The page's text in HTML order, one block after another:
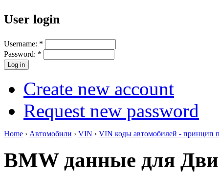
User login
Username: *
Password: *
Create new account
Request new password
Home › Автомобили › VIN › VIN коды автомобилей - принцип
BMW данные для